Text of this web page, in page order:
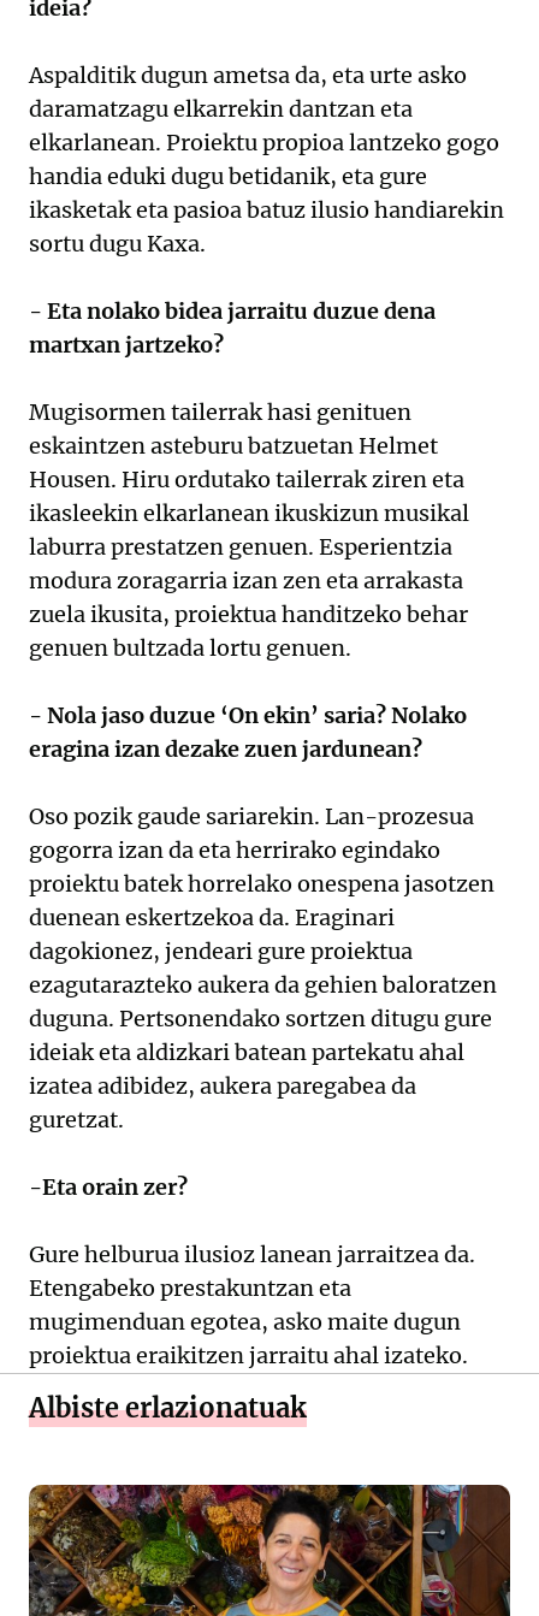
ideia?
Aspalditik dugun ametsa da, eta urte asko
daramatzagu elkarrekin dantzan eta
elkarlanean. Proiektu propioa lantzeko gogo
handia eduki dugu betidanik, eta gure
ikasketak eta pasioa batuz ilusio handiarekin
sortu dugu Kaxa.
- Eta nolako bidea jarraitu duzue dena
martxan jartzeko?
Mugisormen tailerrak hasi genituen
eskaintzen asteburu batzuetan Helmet
Housen. Hiru ordutako tailerrak ziren eta
ikasleekin elkarlanean ikuskizun musikal
laburra prestatzen genuen. Esperientzia
modura zoragarria izan zen eta arrakasta
zuela ikusita, proiektua handitzeko behar
genuen bultzada lortu genuen.
- Nola jaso duzue ‘On ekin’ saria? Nolako
eragina izan dezake zuen jardunean?
Oso pozik gaude sariarekin. Lan-prozesua
gogorra izan da eta herrirako egindako
proiektu batek horrelako onespena jasotzen
duenean eskertzekoa da. Eraginari
dagokionez, jendeari gure proiektua
ezagutarazteko aukera da gehien baloratzen
duguna. Pertsonendako sortzen ditugu gure
ideiak eta aldizkari batean partekatu ahal
izatea adibidez, aukera paregabea da
guretzat.
-Eta orain zer?
Gure helburua ilusioz lanean jarraitzea da.
Etengabeko prestakuntzan eta
mugimenduan egotea, asko maite dugun
proiektua eraikitzen jarraitu ahal izateko.
Albiste erlazionatuak